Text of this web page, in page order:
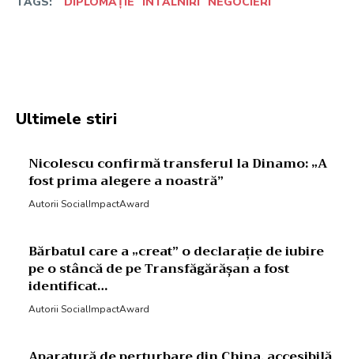
Ultimele stiri
Nicolescu confirmă transferul la Dinamo: „A
fost prima alegere a noastră”
Autorii SocialImpactAward
Bărbatul care a „creat” o declarație de iubire
pe o stâncă de pe Transfăgărășan a fost
identificat…
Autorii SocialImpactAward